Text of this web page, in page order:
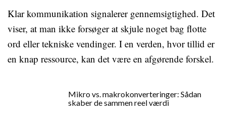
Klar kommunikation signalerer gennemsigtighed. Det
viser, at man ikke forsøger at skjule noget bag flotte
ord eller tekniske vendinger. I en verden, hvor tillid er
en knap ressource, kan det være en afgørende forskel.
Mikro vs. makrokonverteringer: Sådan
skaber de sammen reel værdi